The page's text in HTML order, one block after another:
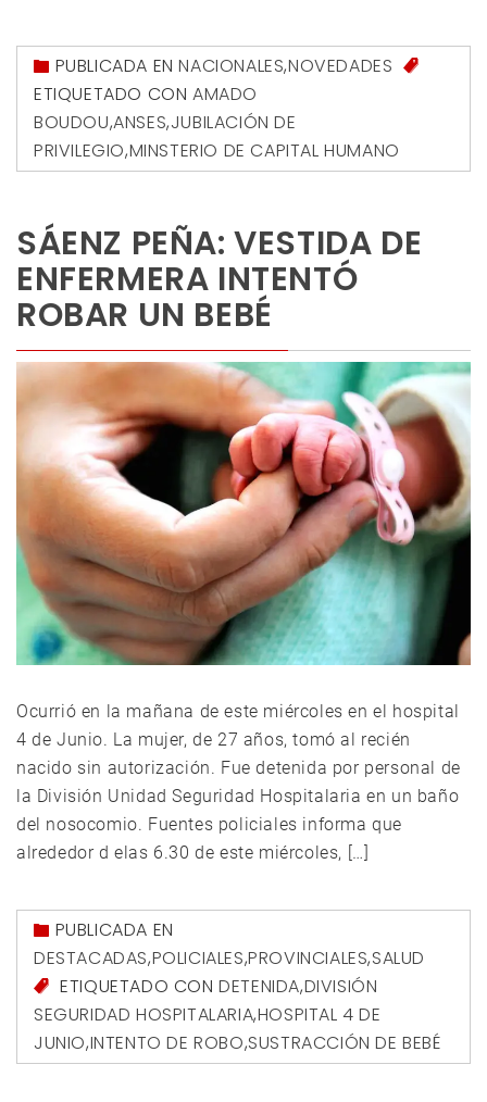
PUBLICADA ENNACIONALES,NOVEDADES
ETIQUETADO CON AMADO
BOUDOU,ANSES,JUBILACIÓN DE
PRIVILEGIO,MINSTERIO DE CAPITAL HUMANO
SÁENZ PEÑA: VESTIDA DE
ENFERMERA INTENTÓ
ROBAR UN BEBÉ
Ocurrió en la mañana de este miércoles en el hospital
4 de Junio. La mujer, de 27 años, tomó al recién
nacido sin autorización. Fue detenida por personal de
la División Unidad Seguridad Hospitalaria en un baño
del nosocomio. Fuentes policiales informa que
alrededor d elas 6.30 de este miércoles, […]
PUBLICADA EN
DESTACADAS,POLICIALES,PROVINCIALES,SALUD
ETIQUETADO CONDETENIDA,DIVISIÓN
SEGURIDAD HOSPITALARIA,HOSPITAL 4 DE
JUNIO,INTENTO DE ROBO,SUSTRACCIÓN DE BEBÉ